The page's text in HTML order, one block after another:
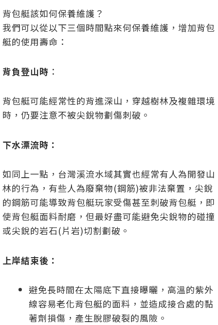
背包艇該如何保養維護？
我們可以從以下三個時間點來何保養維護，增加背包
艇的使用壽命：
背負登山時 ：
背包艇可能經常性的背進深山，穿越樹林及複雜環境
時，仍要注意不被尖銳物劃傷刺破。
下水漂流時：
如同上一點，台灣溪流水域其實也經常有人為開發山
林的行為，有些人為廢棄物(鋼筋)被非法棄置，尖銳
的鋼筋可能導致背包艇玩家受傷甚至刺破背包艇，即
使背包艇面料耐磨，但最好盡可能避免尖銳物的碰撞
或尖銳的岩石(片岩)切割劃破。
上岸結束後：
避免長時間在太陽底下直接曝曬，高溫的紫外
線容易老化背包艇的面料，並造成接合處的黏
著劑損傷，產生脫膠破裂的風險。